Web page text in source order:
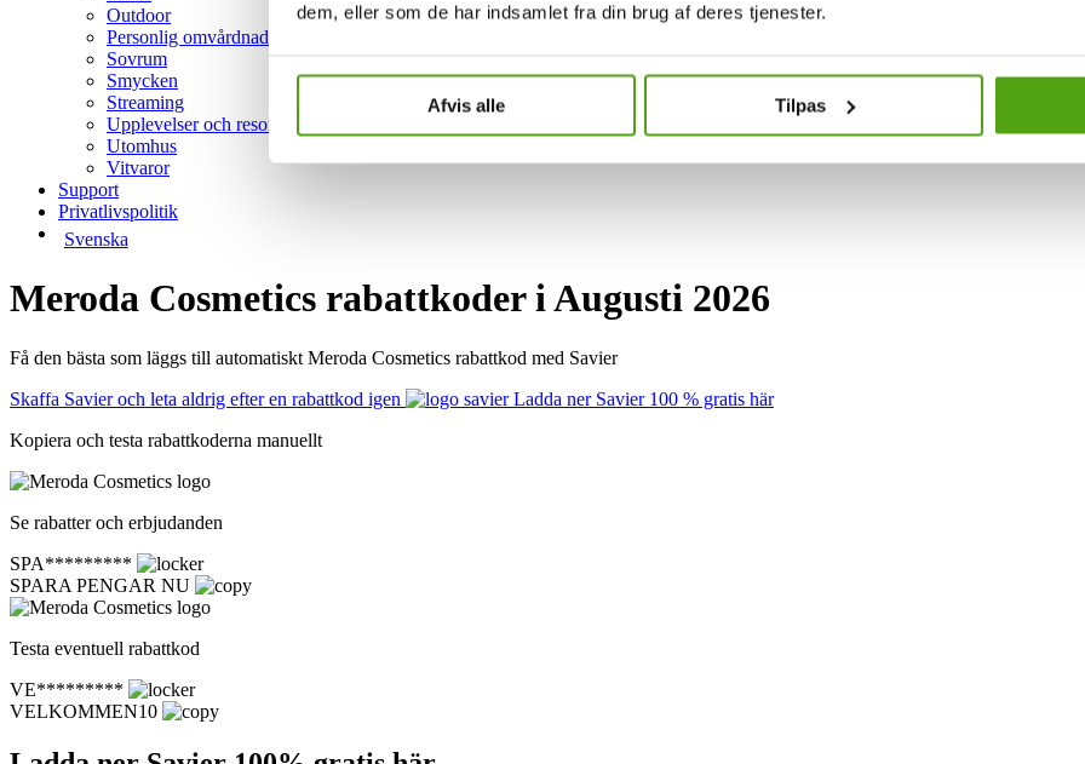
dem, eller som de har indsamlet fra din brug af deres tjenester.
Afvis alle Tilpas
Outdoor
Personlig omvårdnad
Sovrum
Smycken
Streaming
Upplevelser och resor
Utomhus
Vitvaror
Support
Privatlivspolitik
Svenska
Meroda Cosmetics rabattkoder i Augusti 2026
Få den bästa som läggs till automatiskt Meroda Cosmetics rabattkod med Savier
Skaffa Savier och leta aldrig efter en rabattkod igen
Ladda ner Savier 100 % gratis här
Kopiera och testa rabattkoderna manuellt
Se rabatter och erbjudanden
SPA*********
SPARA PENGAR NU
Testa eventuell rabattkod
VE*********
VELKOMMEN10